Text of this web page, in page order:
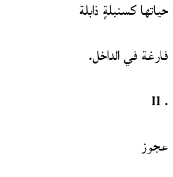
حياتها كسنبلةٍ ذابلة
فارغة في الداخل.
. II
عجوز